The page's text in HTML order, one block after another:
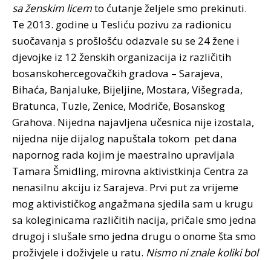
sa ženskim licemto ćutanje željele smo prekinuti.
Te 2013. godine u Tesliću pozivu za radionicu
suočavanja s prošlošću odazvale su se 24 žene i
djevojke iz 12 ženskih organizacija iz različitih
bosanskohercegovačkih gradova – Sarajeva,
Bihaća, Banjaluke, Bijeljine, Mostara, Višegrada,
Bratunca, Tuzle, Zenice, Modriče, Bosanskog
Grahova. Nijedna najavljena učesnica nije izostala,
nijedna nije dijalog napuštala tokom pet dana
napornog rada kojim je maestralno upravljala
Tamara Šmidling, mirovna aktivistkinja Centra za
nenasilnu akciju iz Sarajeva. Prvi put za vrijeme
mog aktivističkog angažmana sjedila sam u krugu
sa koleginicama različitih nacija, pričale smo jedna
drugoj i slušale smo jedna drugu o onome šta smo
proživjele i doživjele u ratu. Nismo ni znale koliki bol